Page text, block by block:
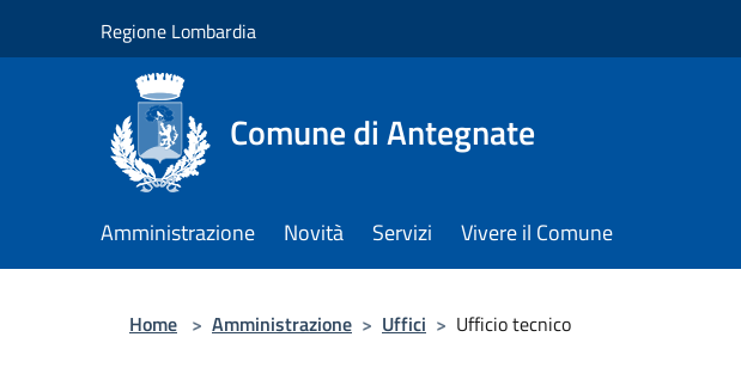
Regione Lombardia
Comune di Antegnate
Amministrazione Novità Servizi Vivere il Comune
Home > Amministrazione > Uffici > Ufficio tecnico